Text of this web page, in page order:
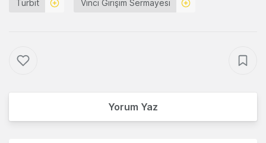
Turbit Vinci Girişim Sermayesi
Yorum Yaz